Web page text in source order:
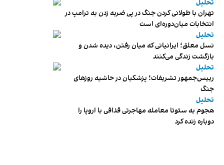
تحلیل
تهران با طولانی کردن جنگ در پی ضربه زدن به ترامپ در
انتخابات میان‌دوره‌ای است
تحلیل
نسل معلق؛ ایرانیانی که میان رفتن، دیده شدن و
بازگشت زندگی می‌کنند
تحلیل
رییس‌جمهور تشریفات؛ پزشکیان در حاشیه روزهای
جنگ
تحلیل
هجوم به سئوتا معامله مهاجرتی قذافی با اروپا را
دوباره زنده کرد